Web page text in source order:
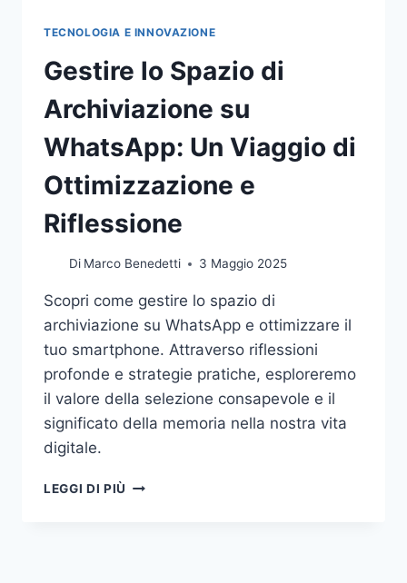
TECNOLOGIA E INNOVAZIONE
Gestire lo Spazio di
Archiviazione su
WhatsApp: Un Viaggio di
Ottimizzazione e
Riflessione
Di Marco Benedetti 3 Maggio 2025
Scopri come gestire lo spazio di
archiviazione su WhatsApp e ottimizzare il
tuo smartphone. Attraverso riflessioni
profonde e strategie pratiche, esploreremo
il valore della selezione consapevole e il
significato della memoria nella nostra vita
digitale.
LEGGI DI PIÙ GESTIRE